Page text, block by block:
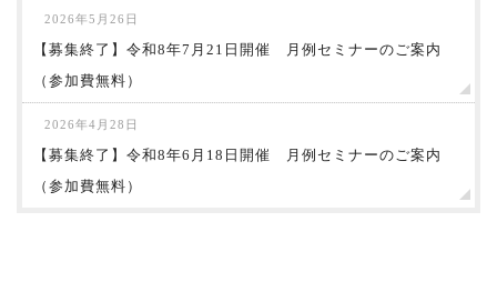
2026年5月26日
【募集終了】令和8年7月21日開催 月例セミナーのご案内
（参加費無料）
2026年4月28日
【募集終了】令和8年6月18日開催 月例セミナーのご案内
（参加費無料）